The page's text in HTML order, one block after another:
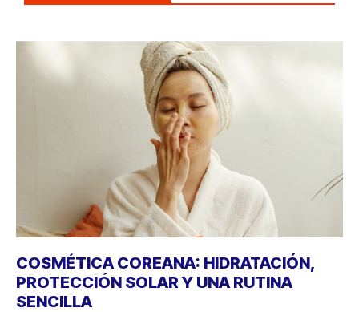
COSMÉTICA COREANA: HIDRATACIÓN,
PROTECCIÓN SOLAR Y UNA RUTINA
SENCILLA